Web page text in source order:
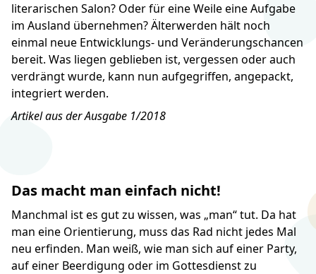
literarischen Salon? Oder für eine Weile eine Aufgabe
im Ausland übernehmen? Älterwerden hält noch
einmal neue Entwicklungs- und Veränderungschancen
bereit. Was liegen geblieben ist, vergessen oder auch
verdrängt wurde, kann nun aufgegriffen, angepackt,
integriert werden.
Artikel aus der Ausgabe 1/2018
Das macht man einfach nicht!
Manchmal ist es gut zu wissen, was „man“ tut. Da hat
man eine Orientierung, muss das Rad nicht jedes Mal
neu erfinden. Man weiß, wie man sich auf einer Party,
auf einer Beerdigung oder im Gottesdienst zu